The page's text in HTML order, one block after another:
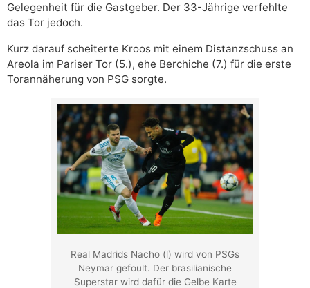
Gelegenheit für die Gastgeber. Der 33-Jährige verfehlte
das Tor jedoch.
Kurz darauf scheiterte Kroos mit einem Distanzschuss an
Areola im Pariser Tor (5.), ehe Berchiche (7.) für die erste
Torannäherung von PSG sorgte.
Real Madrids Nacho (l) wird von PSGs
Neymar gefoult. Der brasilianische
Superstar wird dafür die Gelbe Karte